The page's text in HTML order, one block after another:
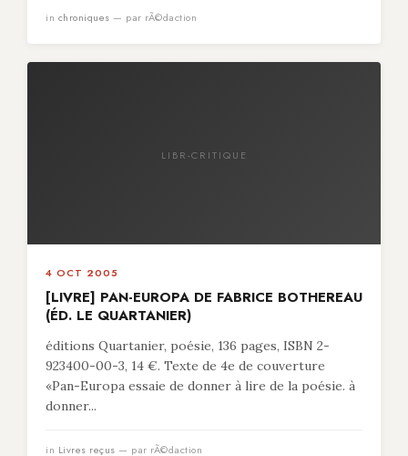
in chroniques — par rÃ©daction
LIBR-CRITIQUE
4 OCT 2005
[LIVRE] PAN-EUROPA DE FABRICE BOTHEREAU
(ÉD. LE QUARTANIER)
éditions Quartanier, poésie, 136 pages, ISBN 2-
923400-00-3, 14 €. Texte de 4e de couverture
«Pan-Europa essaie de donner à lire de la poésie. à
donner...
in Livres reçus — par rÃ©daction